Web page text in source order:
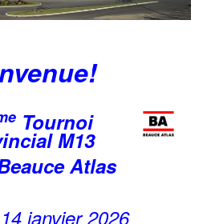
Tournoi
M13
Atlas
janvier 2026